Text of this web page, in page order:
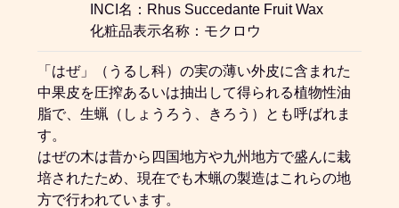
INCI名：Rhus Succedante Fruit Wax
化粧品表示名称：モクロウ
「はぜ」（うるし科）の実の薄い外皮に含まれた
中果皮を圧搾あるいは抽出して得られる植物性油
脂で、生蝋（しょうろう、きろう）とも呼ばれま
す。
はぜの木は昔から四国地方や九州地方で盛んに栽
培されたため、現在でも木蝋の製造はこれらの地
方で行われています。